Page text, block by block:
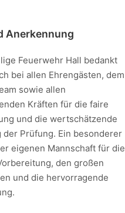
Anerkennung
Feuerwehr Hall bedankt
bei allen Ehrengästen, dem
sowie allen
Kräften für die faire
und die wertschätzende
der Prüfung. Ein besonderer
eigenen Mannschaft für die
den großen
und die hervorragende